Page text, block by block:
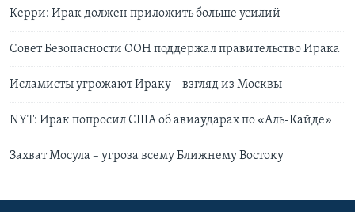
Керри: Ирак должен приложить больше усилий
Совет Безопасности ООН поддержал правительство Ирака
Иcламисты угрожают Ираку – взгляд из Москвы
NYT: Ирак попросил США об авиаударах по «Аль-Кайде»
Захват Мосула – угроза всему Ближнему Востоку